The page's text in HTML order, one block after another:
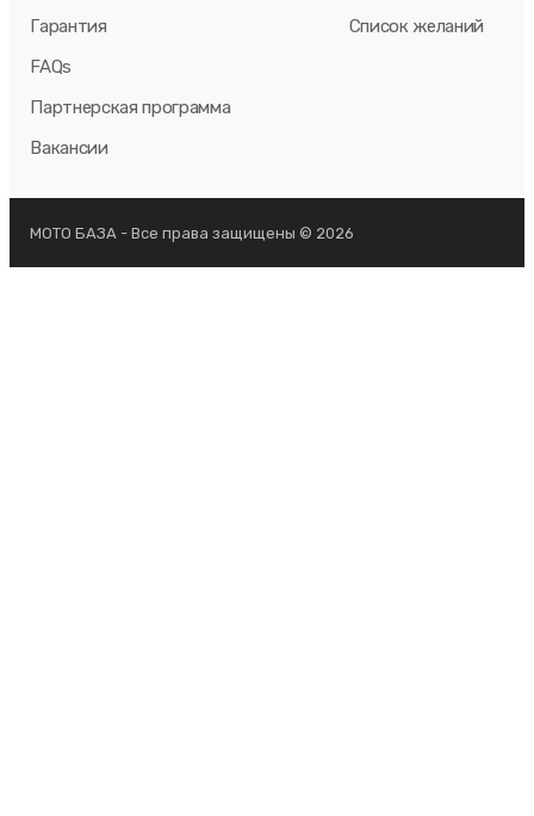
Гарантия
FAQs
Партнерская программа
Вакансии
Список желаний
МОТО БАЗА - Все права защищены © 2026